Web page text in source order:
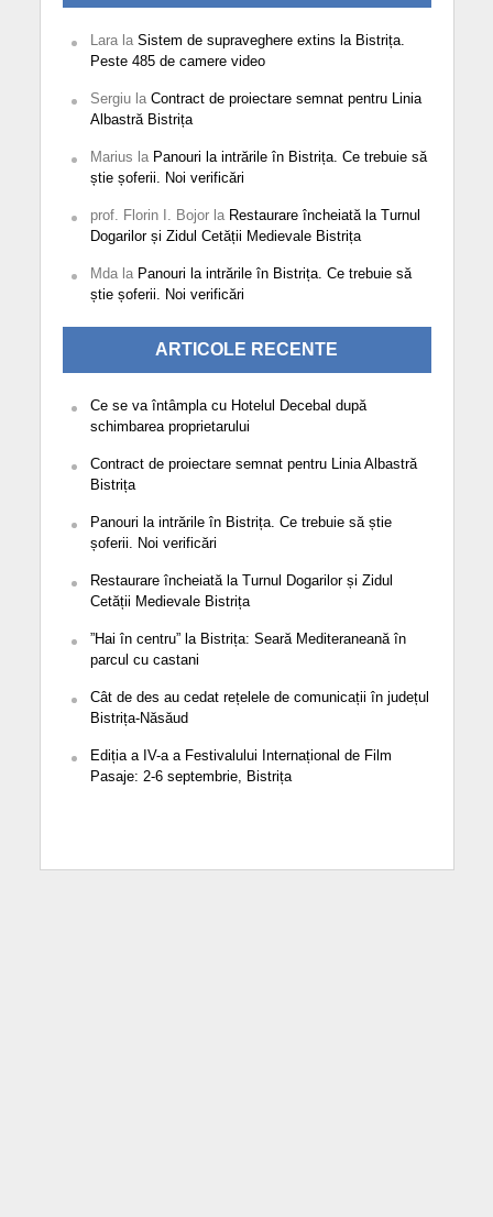
Larala Sistem de supraveghere extins la Bistrița.
Peste 485 de camere video
Sergiula Contract de proiectare semnat pentru Linia
Albastră Bistrița
Marius la Panouri la intrările în Bistrița. Ce trebuie să
știe șoferii. Noi verificări
prof. Florin I. Bojorla Restaurare încheiată la Turnul
Dogarilor și Zidul Cetății Medievale Bistrița
Mdala Panouri la intrările în Bistrița. Ce trebuie să
știe șoferii. Noi verificări
ARTICOLE RECENTE
Ce se va întâmpla cu Hotelul Decebal după
schimbarea proprietarului
Contract de proiectare semnat pentru Linia Albastră
Bistrița
Panouri la intrările în Bistrița. Ce trebuie să știe
șoferii. Noi verificări
Restaurare încheiată la Turnul Dogarilor și Zidul
Cetății Medievale Bistrița
”Hai în centru” la Bistrița: Seară Mediteraneană în
parcul cu castani
Cât de des au cedat rețelele de comunicații în județul
Bistrița-Năsăud
Ediția a IV-a a Festivalului Internațional de Film
Pasaje: 2-6 septembrie, Bistrița